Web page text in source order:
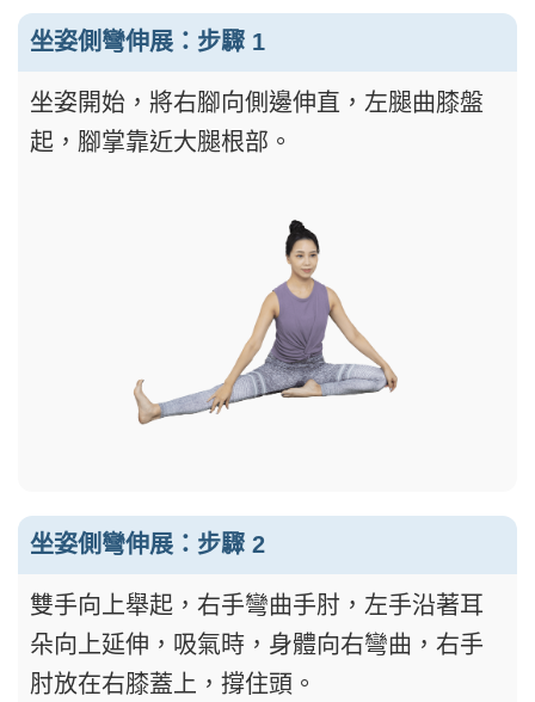
坐姿側彎伸展：步驟 1
坐姿開始，將右腳向側邊伸直，左腿曲膝盤
起，腳掌靠近大腿根部。
坐姿側彎伸展：步驟 2
雙手向上舉起，右手彎曲手肘，左手沿著耳
朵向上延伸，吸氣時，身體向右彎曲，右手
肘放在右膝蓋上，撐住頭。